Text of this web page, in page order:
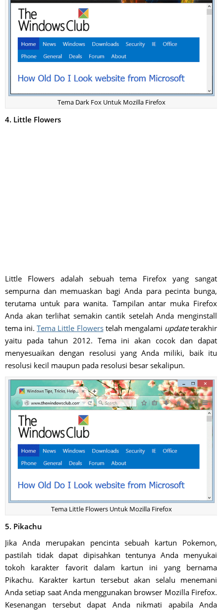
Tema Dark Fox Untuk Mozilla Firefox
4. Little Flowers
Little Flowers adalah sebuah tema Firefox yang sangat
sempurna dan memuaskan bagi Anda para pecinta bunga,
terutama untuk para wanita. Tampilan antar muka Firefox
Anda akan terlihat semakin cantik setelah Anda menginstall
tema ini.Tema Little Flowerstelah mengalami updateterakhir
yaitu pada tahun 2012. Tema ini akan cocok dan dapat
menyesuaikan dengan resolusi yang Anda miliki, baik itu
resolusi kecil maupun pada resolusi besar sekalipun.
Tema Little Flowers Untuk Mozilla Firefox
5. Pikachu
Jika Anda merupakan pencinta sebuah kartun Pokemon,
pastilah tidak dapat dipisahkan tentunya Anda menyukai
tokoh karakter favorit dalam kartun ini yang bernama
Pikachu. Karakter kartun tersebut akan selalu menemani
Anda setiap saat Anda menggunakan browser Mozilla Firefox.
Kesenangan tersebut dapat Anda nikmati apabila Anda